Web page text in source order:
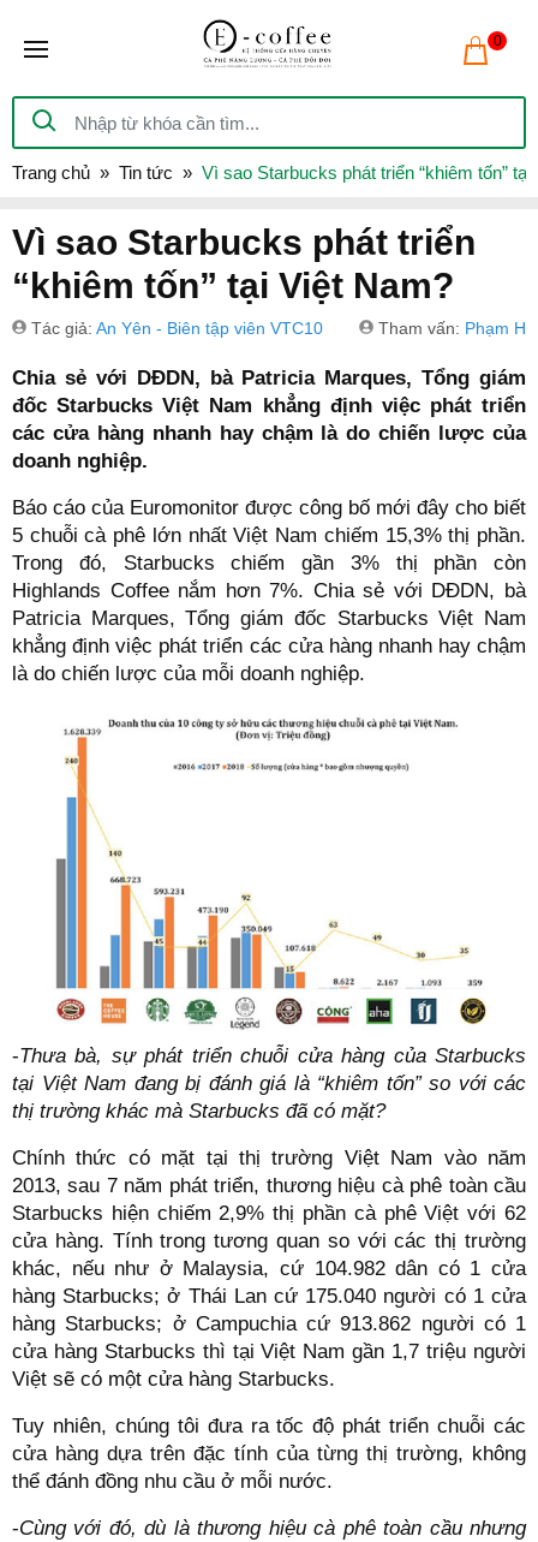
0
Trang chủ Tin tức Vì sao Starbucks phát triển “khiêm tốn” tại
Vì sao Starbucks phát triển
“khiêm tốn” tại Việt Nam?
Tác giả: An Yên - Biên tập viên VTC10 Tham vấn: Phạm
Chia sẻ với DĐDN, bà Patricia Marques, Tổng giám
đốc Starbucks Việt Nam khẳng định việc phát triển
các cửa hàng nhanh hay chậm là do chiến lược của
doanh nghiệp.
Báo cáo của Euromonitor được công bố mới đây cho biết
5 chuỗi cà phê lớn nhất Việt Nam chiếm 15,3% thị phần.
Trong đó, Starbucks chiếm gần 3% thị phần còn
Highlands Coffee nắm hơn 7%. Chia sẻ với DĐDN, bà
Patricia Marques, Tổng giám đốc Starbucks Việt Nam
khẳng định việc phát triển các cửa hàng nhanh hay chậm
là do chiến lược của mỗi doanh nghiệp.
-Thưa bà, sự phát triển chuỗi cửa hàng của Starbucks
tại Việt Nam đang bị đánh giá là “khiêm tốn” so với các
thị trường khác mà Starbucks đã có mặt?
Chính thức có mặt tại thị trường Việt Nam vào năm
2013, sau 7 năm phát triển, thương hiệu cà phê toàn cầu
Starbucks hiện chiếm 2,9% thị phần cà phê Việt với 62
cửa hàng. Tính trong tương quan so với các thị trường
khác, nếu như ở Malaysia, cứ 104.982 dân có 1 cửa
hàng Starbucks; ở Thái Lan cứ 175.040 người có 1 cửa
hàng Starbucks; ở Campuchia cứ 913.862 người có 1
cửa hàng Starbucks thì tại Việt Nam gần 1,7 triệu người
Việt sẽ có một cửa hàng Starbucks.
Tuy nhiên, chúng tôi đưa ra tốc độ phát triển chuỗi các
cửa hàng dựa trên đặc tính của từng thị trường, không
thể đánh đồng nhu cầu ở mỗi nước.
-Cùng với đó, dù là thương hiệu cà phê toàn cầu nhưng